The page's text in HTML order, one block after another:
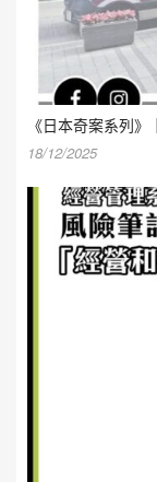
《日本奇案系列
18/12/2025